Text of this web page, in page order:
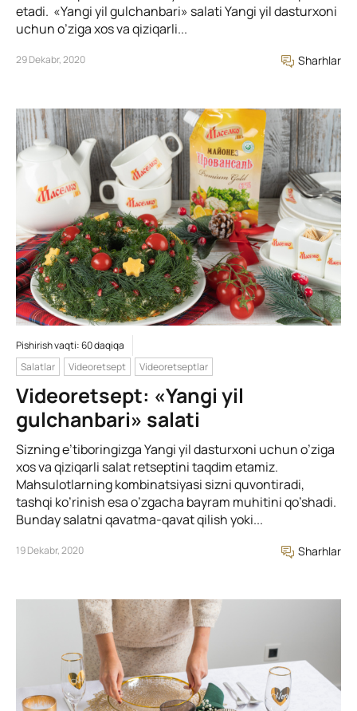
etadi. «Yangi yil gulchanbari» salati Yangi yil dasturxoni
uchun o’ziga xos va qiziqarli...
29 Dekabr, 2020 Sharhlar
Pishirish vaqti: 60 daqiqa
Salatlar
Videoretsept Videoretseptlar
Videoretsept: «Yangi yil
gulchanbari» salati
Sizning e’tiboringizga Yangi yil dasturxoni uchun o’ziga
xos va qiziqarli salat retseptini taqdim etamiz.
Mahsulotlarning kombinatsiyasi sizni quvontiradi,
tashqi ko’rinish esa o’zgacha bayram muhitini qo’shadi.
Bunday salatni qavatma-qavat qilish yoki...
19 Dekabr, 2020 Sharhlar